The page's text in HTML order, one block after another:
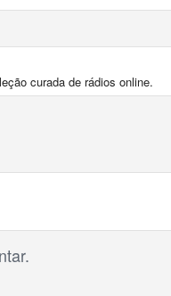
curada de rádios online.